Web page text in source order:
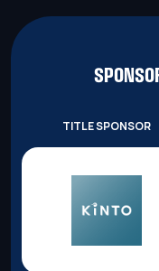
TITLE SPONSOR